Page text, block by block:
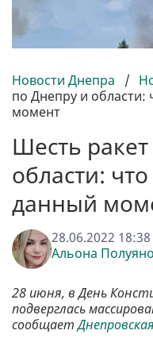
Новости Днепра /
по Днепру и области:
момент
Шесть
области:
данный
28.06.2022
Альона
28 июня, в День
подверглась
сообщает